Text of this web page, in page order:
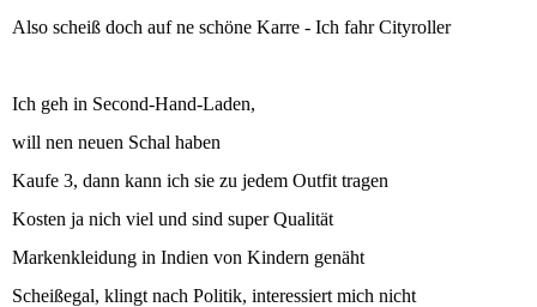
Also scheiß doch auf ne schöne Karre - Ich fahr Cityroller
Ich geh in Second-Hand-Laden,
will nen neuen Schal haben
Kaufe 3, dann kann ich sie zu jedem Outfit tragen
Kosten ja nich viel und sind super Qualität
Markenkleidung in Indien von Kindern genäht
Scheißegal, klingt nach Politik, interessiert mich nicht